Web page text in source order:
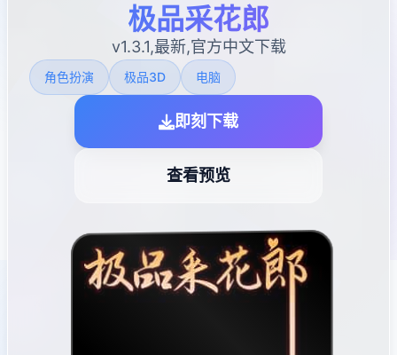
极品采花郎
v1.3.1,最新,官方中文下载
角色扮演 极品3D 电脑
即刻下载
查看预览